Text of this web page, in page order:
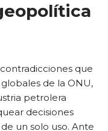
que
de la ONU,
petrolera
decisiones
un solo uso. Ante